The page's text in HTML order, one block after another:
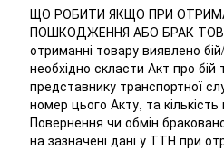
ЩО РОБИТИ ЯКЩО ПРИ
ПОШКОДЖЕННЯ АБО БРАК
отриманні товару виявлено
необхідно скласти Акт про бій
представнику транспортної
номер цього Акту, та
Повернення чи обмін
на зазначені дані у ТТН при